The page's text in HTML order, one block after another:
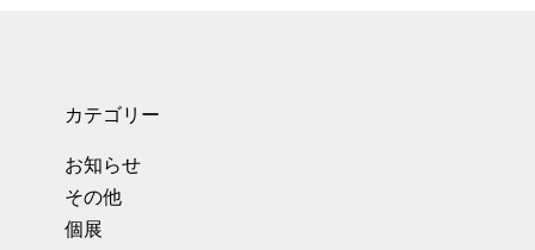
カテゴリー
お知らせ
その他
個展